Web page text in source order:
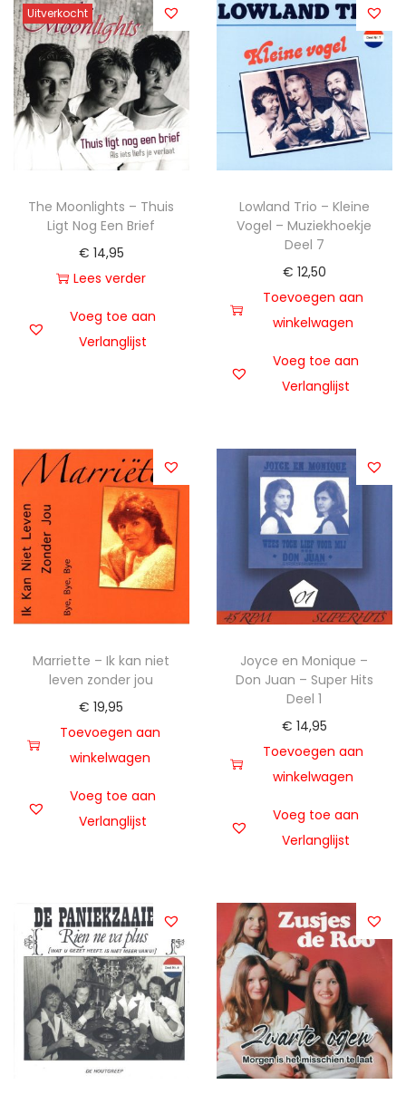
Uitverkocht
The Moonlights – Thuis
Ligt Nog Een Brief
€ 14,95
Lees verder
Voeg toe aan
Verlanglijst
Lowland Trio – Kleine
Vogel – Muziekhoekje
Deel 7
€ 12,50
Toevoegen aan
winkelwagen
Voeg toe aan
Verlanglijst
Marriette – Ik kan niet
leven zonder jou
€ 19,95
Toevoegen aan
winkelwagen
Voeg toe aan
Verlanglijst
Joyce en Monique –
Don Juan – Super Hits
Deel 1
€ 14,95
Toevoegen aan
winkelwagen
Voeg toe aan
Verlanglijst